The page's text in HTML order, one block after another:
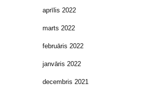
aprīlis 2022
marts 2022
februāris 2022
janvāris 2022
decembris 2021